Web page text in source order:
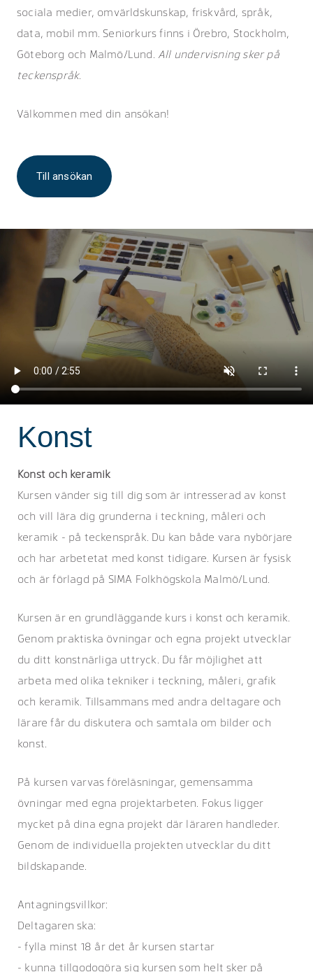
sociala medier, omvärldskunskap, friskvård, språk,
data, mobil mm. Seniorkurs finns i Örebro, Stockholm,
Göteborg och Malmö/Lund. All undervisning sker på
teckenspråk.
Välkommen med din ansökan!
Till ansökan
Konst
Konst och keramik
Kursen vänder sig till dig som är intresserad av konst
och vill lära dig grunderna i teckning, måleri och
keramik - på teckenspråk. Du kan både vara nybörjare
och har arbetetat med konst tidigare. Kursen är fysisk
och är förlagd på SIMA Folkhögskola Malmö/Lund.
Kursen är en grundläggande kurs i konst och keramik.
Genom praktiska övningar och egna projekt utvecklar
du ditt konstnärliga uttryck. Du får möjlighet att
arbeta med olika tekniker i teckning, måleri, grafik
och keramik. Tillsammans med andra deltagare och
lärare får du diskutera och samtala om bilder och
konst.
På kursen varvas föreläsningar, gemensamma
övningar med egna projektarbeten. Fokus ligger
mycket på dina egna projekt där läraren handleder.
Genom de individuella projekten utvecklar du ditt
bildskapande.
Antagningsvillkor:
Deltagaren ska:
- fylla minst 18 år det år kursen startar
- kunna tillgodogöra sig kursen som helt sker på